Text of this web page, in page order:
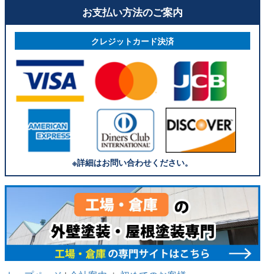
お支払い方法のご案内
クレジットカード決済
※詳細はお問い合わせください。